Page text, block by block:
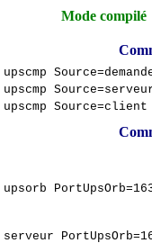
Mode compilé
upscmp
upscmp
upscmp Source=client
upsorb
serveur